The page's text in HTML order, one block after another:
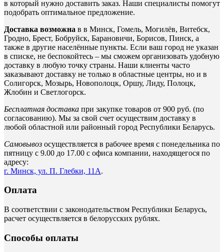
в который нужно доставить заказ. Наши специалисты помогут
подобрать оптимальное предложение.
Доставка возможна в в Минск, Гомель, Могилёв, Витебск,
Гродно, Брест, Бобруйск, Барановичи, Борисов, Пинск, а
также в другие населённые пункты. Если ваш город не указан
в списке, не беспокойтесь – мы сможем организовать удобную
доставку в любую точку страны. Наши клиенты часто
заказывают доставку не только в областные центры, но и в
Солигорск, Мозырь, Новополоцк, Оршу, Лиду, Полоцк,
Жлобин и Светлогорск.
Бесплатная доставка при закупке товаров от 900 руб. (по
согласованию). Мы за свой счет осуществим доставку в
любой областной или районный город Республики Беларусь.
Самовывоз осуществляется в рабочее время с понедельника по
пятницу с 9.00 до 17.00 с офиса компании, находящегося по
адресу:
г. Минск, ул. П. Глебки, 11А.
Оплата
В соответствии с законодательством Республики Беларусь,
расчет осуществляется в белорусских рублях.
Способы оплаты